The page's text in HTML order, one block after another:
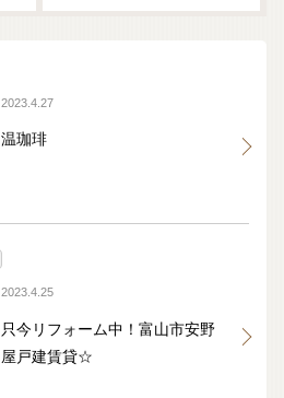
2023.4.27
温珈琲
2023.4.25
只今リフォーム中！富山市安野
屋戸建賃貸☆